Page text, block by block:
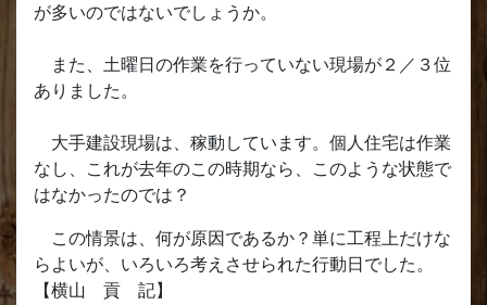
が多いのではないでしょうか。
また、土曜日の作業を行っていない現場が２／３位
ありました。
大手建設現場は、稼動しています。個人住宅は作業
なし、これが去年のこの時期なら、このような状態で
はなかったのでは？
この情景は、何が原因であるか？単に工程上だけな
らよいが、いろいろ考えさせられた行動日でした。
【横山 貢 記】